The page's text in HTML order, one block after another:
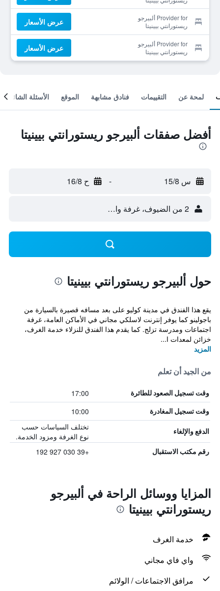
Provider for ألبيرجو
ريستورانتي بيينيتا
عرض الأسعار
Provider for ألبيرجو
ريستورانتي بيينيتا
عرض الأسعار
لمحة عن التقييمات فنادق مشابهة الموقع الأسئلة الشائعة
أفضل صفقات ألبيرجو ريستورانتي بيينيتا
س 15/8 - ح 16/8
2 من الضيوف، غرفة واحدة
حول ألبيرجو ريستورانتي بيينيتا
يقع هذا الفندق في مدينة كوليو على بعد مسافه قصيرة بالسيارة من
باجولينو كما يوفر إنترنت لاسلكي مجاني في الأماكن العامة، غرفة
اجتماعات ومدرسة تزلج. كما يقدم هذا الفندق للنزلاء خدمة الغرف،
خزائن لمعدات ا...
المزيد
من الجيد أن تعلم
وقت تسجيل الصعود للطائرة 17:00
وقت تسجيل المغادرة 10:00
الدفع والإلغاء
تختلف السياسات حسب
نوع الغرفة ومزود الخدمة.
رقم مكتب الاستقبال +39 030 927 192
المزايا ووسائل الراحة في ألبيرجو
ريستورانتي بيينيتا
خدمة الغرف
واي فاي مجاني
مرافق الاجتماعات / الولائم